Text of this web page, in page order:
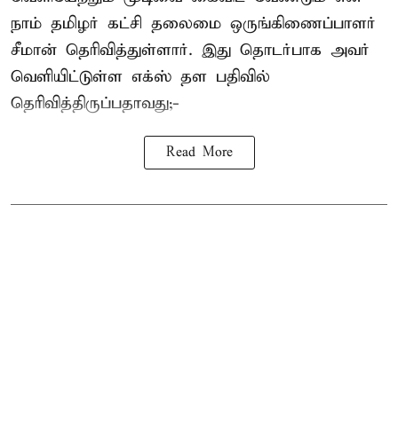
நாம் தமிழர் கட்சி தலைமை ஒருங்கிணைப்பாளர்
சீமான் தெரிவித்துள்ளார். இது தொடர்பாக அவர்
வெளியிட்டுள்ள எக்ஸ் தள பதிவில்
தெரிவித்திருப்பதாவது;-
Read More